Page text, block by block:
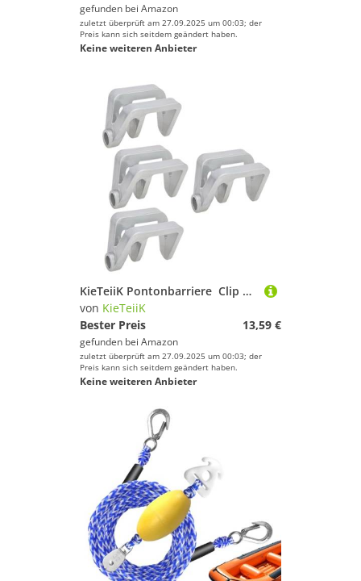
gefunden bei Amazon
zuletzt überprüft am 27.09.2025 um 00:03; der
Preis kann sich seitdem geändert haben.
Keine weiteren Anbieter
KieTeiiK Pontonbarriere ‌ Clip Zum Docking Von Segelbooten Pontoonschienen ‌ Bleiderbügel Einsteller Zubehör Stoßstange Clip Marine ‌ Haken
von KieTeiiK
Bester Preis
13,59 €
gefunden bei Amazon
zuletzt überprüft am 27.09.2025 um 00:03; der
Preis kann sich seitdem geändert haben.
Keine weiteren Anbieter